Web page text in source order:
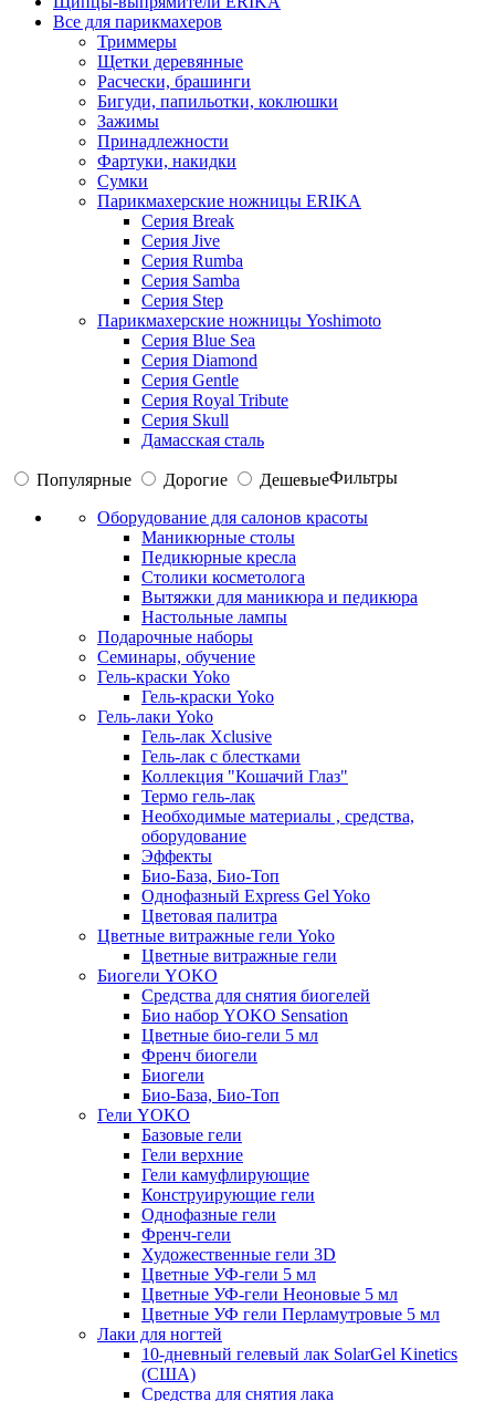
Все для парикмахеров
Триммеры
Щетки деревянные
Расчески, брашинги
Бигуди, папильотки, коклюшки
Зажимы
Принадлежности
Фартуки, накидки
Сумки
Парикмахерские ножницы ERIKA
Серия Break
Серия Jive
Серия Rumba
Серия Samba
Серия Step
Парикмахерские ножницы Yoshimoto
Серия Blue Sea
Серия Diamond
Серия Gentle
Серия Royal Tribute
Серия Skull
Дамасская сталь
Популярные Дорогие ДешевыеФильтры
Оборудование для салонов красоты
Маникюрные столы
Педикюрные кресла
Столики косметолога
Вытяжки для маникюра и педикюра
Настольные лампы
Подарочные наборы
Семинары, обучение
Гель-краски Yoko
Гель-краски Yoko
Гель-лаки Yoko
Гель-лак Xclusive
Гель-лак с блестками
Коллекция "Кошачий Глаз"
Термо гель-лак
Необходимые материалы , средства,
оборудование
Эффекты
Био-База, Био-Топ
Однофазный Express Gel Yoko
Цветовая палитра
Цветные витражные гели Yoko
Цветные витражные гели
Биогели YOKO
Средства для снятия биогелей
Био набор YOKO Sensation
Цветные био-гели 5 мл
Френч биогели
Биогели
Био-База, Био-Топ
Гели YOKO
Базовые гели
Гели верхние
Гели камуфлирующие
Конструирующие гели
Однофазные гели
Френч-гели
Художественные гели 3D
Цветные УФ-гели 5 мл
Цветные УФ-гели Неоновые 5 мл
Цветные УФ гели Перламутровые 5 мл
Лаки для ногтей
10-дневный гелевый лак SolarGel Kinetics
(США)
Средства для снятия лака